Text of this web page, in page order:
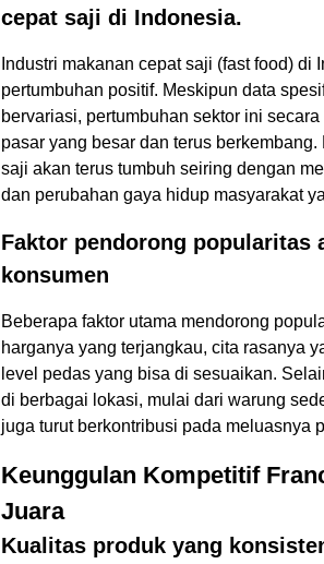
cepat saji di Indonesia.
Industri makanan cepat saji (fast food) di
pertumbuhan positif. Meskipun data
bervariasi, pertumbuhan sektor ini
pasar yang besar dan terus
saji akan terus tumbuh seiring dengan
dan perubahan gaya hidup masyarakat
Faktor pendorong popularitas
konsumen
Beberapa faktor utama mendorong
harganya yang terjangkau, cita rasanya
level pedas yang bisa di sesuaikan.
di berbagai lokasi, mulai dari warung
juga turut berkontribusi pada meluasnya
Keunggulan Kompetitif
Juara
Kualitas produk yang